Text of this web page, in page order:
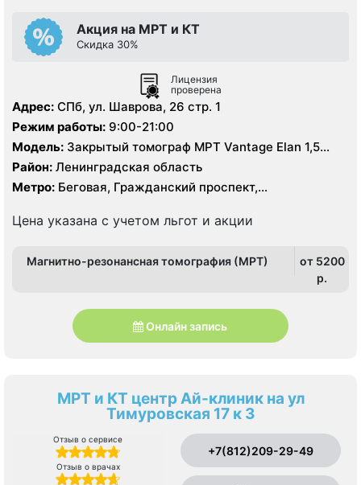
Акция на МРТ и КТ
Скидка 30%
Лицензия
проверена
Адрес: СПб, ул. Шаврова, 26 стр. 1
Режим работы: 9:00-21:00
Модель: Закрытый томограф МРТ Vantage Elan 1,5
Тесла, КТ Aquilion Lightning TSX-035A 32 среза
Район: Ленинградская область
Метро: Беговая, Гражданский проспект,
Пионерская, Проспект Просвещения, Старая Деревня,
Удельная
Цена указана с учетом льгот и акции
Магнитно-резонансная томография (МРТ)
от 5200
p.
Онлайн запись
МРТ и КТ центр Ай-клиник на ул
Тимуровская 17 к 3
Отзыв о сервисе
Отзыв о врачах
+7(812)209-29-49